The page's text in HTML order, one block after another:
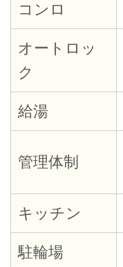
コンロ
オートロッ
ク
給湯
管理体制
キッチン
駐輪場